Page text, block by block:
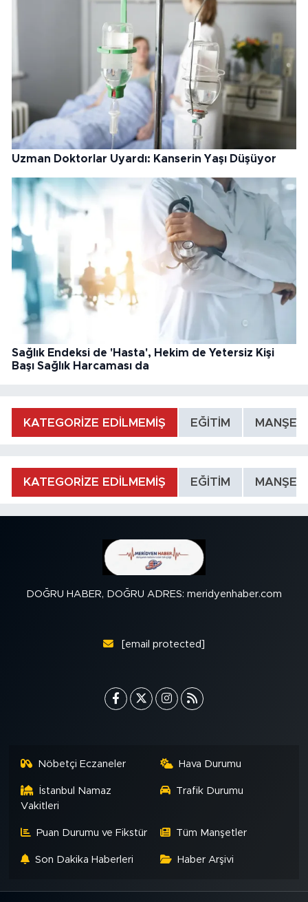
Uzman Doktorlar Uyardı: Kanserin Yaşı Düşüyor
Sağlık Endeksi de 'Hasta', Hekim de Yetersiz Kişi
Başı Sağlık Harcaması da
KATEGORİZE EDİLMEMİŞ EĞİTİM MANŞET
KATEGORİZE EDİLMEMİŞ EĞİTİM MANŞET
DOĞRU HABER, DOĞRU ADRES: meridyenhaber.com
[email protected]
Nöbetçi Eczaneler Hava Durumu
İstanbul Namaz
Vakitleri
Trafik Durumu
Puan Durumu ve Fikstür Tüm Manşetler
Son Dakika Haberleri Haber Arşivi